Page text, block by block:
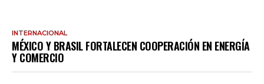
INTERNACIONAL
MÉXICO Y BRASIL FORTALECEN COOPERACIÓN EN ENERGÍA
Y COMERCIO